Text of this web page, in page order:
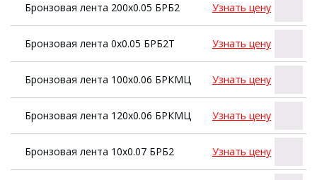
Бронзовая лента 200х0.05 БРБ2 Узнать цену
Бронзовая лента 0х0.05 БРБ2Т Узнать цену
Бронзовая лента 100х0.06 БРКМЦ Узнать цену
Бронзовая лента 120х0.06 БРКМЦ Узнать цену
Бронзовая лента 10х0.07 БРБ2 Узнать цену